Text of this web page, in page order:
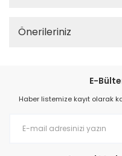
Önerileriniz
E-
Haber listemize kayıt olarak